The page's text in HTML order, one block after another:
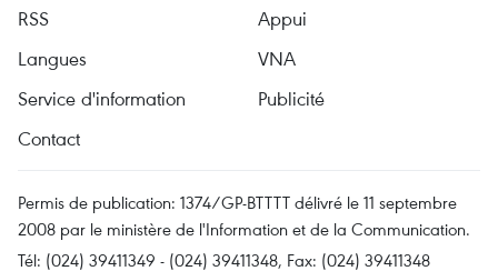
RSS
Appui
Langues
VNA
Service d'information
Publicité
Contact
Permis de publication: 1374/GP-BTTTT délivré le 11 septembre
2008 par le ministère de l'Information et de la Communication.
Tél: (024) 39411349 - (024) 39411348, Fax: (024) 39411348